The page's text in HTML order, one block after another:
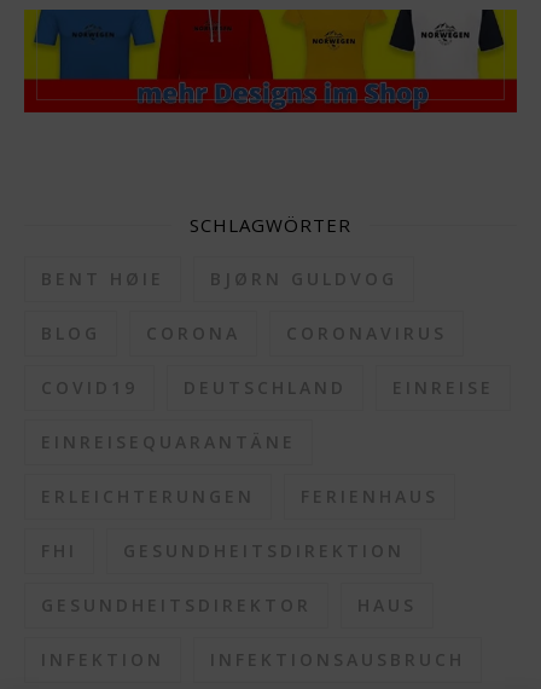
SCHLAGWÖRTER
BENT HØIE BJØRN GULDVOG
BLOG CORONA CORONAVIRUS
COVID19 DEUTSCHLAND EINREISE
EINREISEQUARANTÄNE
ERLEICHTERUNGEN FERIENHAUS
FHI GESUNDHEITSDIREKTION
GESUNDHEITSDIREKTOR HAUS
INFEKTION INFEKTIONSAUSBRUCH